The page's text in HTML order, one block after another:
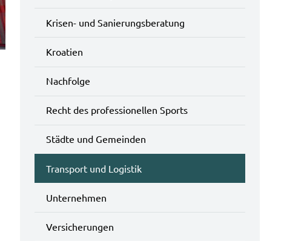
Krisen- und Sanierungsberatung
Kroatien
Nachfolge
Recht des professionellen Sports
Städte und Gemeinden
Transport und Logistik
Unternehmen
Versicherungen